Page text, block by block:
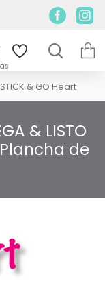
& GO Heart
& LISTO
de